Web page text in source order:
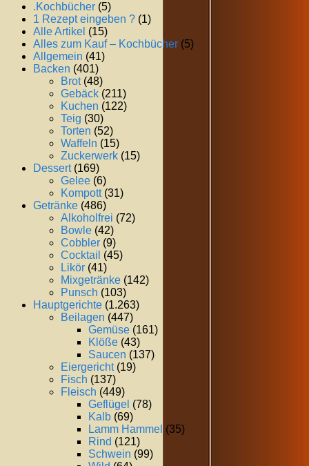
.Kochbücher (5)
1 Rezept eingeben ? (1)
Alle Artikel (15)
Alles zum Kauf – Kochbücher (5)
Allgemein (41)
Backen (401)
Brot(48)
Gebäck (211)
Kuchen (122)
Teig (30)
Torten (52)
Waffeln (15)
Zuckerwerk (15)
Dessert(169)
Gelee (6)
Kompott(31)
Getränke (486)
Alkoholfrei (72)
Bowle (42)
Cobbler (9)
Cocktail (45)
Likör (41)
Mixgetränke (142)
Punsch (103)
Hauptgerichte (1.263)
Beilagen (447)
Gemüse (161)
Klöße (43)
Saucen (137)
Eiergericht(19)
Fisch (137)
Fleisch (449)
Geflügel (78)
Kalb (69)
Lamm Hammel (35)
Rind (121)
Schwein (99)